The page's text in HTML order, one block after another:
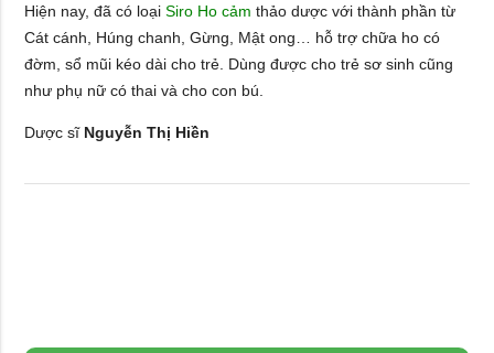
Hiện nay, đã có loạiSiro Ho cảm thảo dược với thành phần từ
Cát cánh, Húng chanh, Gừng, Mật ong… hỗ trợ chữa ho có
đờm, sổ mũi kéo dài cho trẻ. Dùng được cho trẻ sơ sinh cũng
như phụ nữ có thai và cho con bú.
Dược sĩ Nguyễn Thị Hiền